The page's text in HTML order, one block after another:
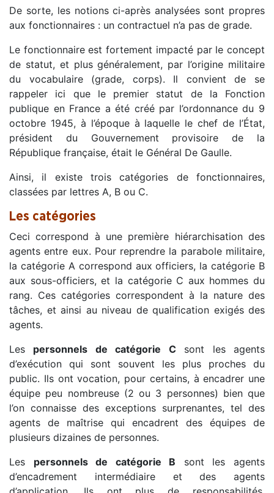
De sorte, les notions ci-après analysées sont propres
aux fonctionnaires : un contractuel n’a pas de grade.
Le fonctionnaire est fortement impacté par le concept
de statut, et plus généralement, par l’origine militaire
du vocabulaire (grade, corps). Il convient de se
rappeler ici que le premier statut de la Fonction
publique en France a été créé par l’ordonnance du 9
octobre 1945, à l’époque à laquelle le chef de l’État,
président du Gouvernement provisoire de la
République française, était le Général De Gaulle.
Ainsi, il existe trois catégories de fonctionnaires,
classées par lettres A, B ou C.
Les catégories
Ceci correspond à une première hiérarchisation des
agents entre eux. Pour reprendre la parabole militaire,
la catégorie A correspond aux officiers, la catégorie B
aux sous-officiers, et la catégorie C aux hommes du
rang. Ces catégories correspondent à la nature des
tâches, et ainsi au niveau de qualification exigés des
agents.
Les personnels de catégorie Csont les agents
d’exécution qui sont souvent les plus proches du
public. Ils ont vocation, pour certains, à encadrer une
équipe peu nombreuse (2 ou 3 personnes) bien que
l’on connaisse des exceptions surprenantes, tel des
agents de maîtrise qui encadrent des équipes de
plusieurs dizaines de personnes.
Les personnels de catégorie B sont les agents
d’encadrement intermédiaire et des agents